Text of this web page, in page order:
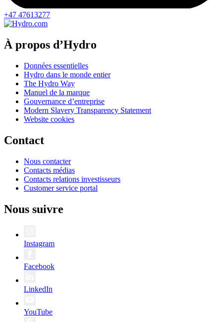
+47 47613277
À propos d’Hydro
Données essentielles
Hydro dans le monde entier
The Hydro Way
Manuel de la marque
Gouvernance d’entreprise
Modern Slavery Transparency Statement
Website cookies
Contact
Nous contacter
Contacts médias
Contacts relations investisseurs
Customer service portal
Nous suivre
Instagram
Facebook
LinkedIn
YouTube